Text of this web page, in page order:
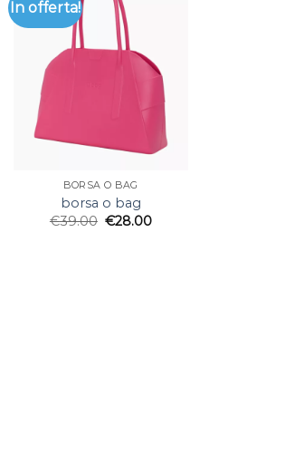
In offerta!
BORSA O BAG
borsa o bag
€39.00 €28.00